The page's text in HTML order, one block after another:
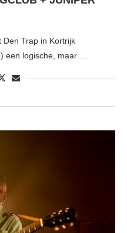
Trap in Kortrijk
een logische, maar …